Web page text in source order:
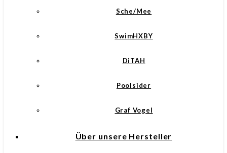
Sche/Mee
SwimHXBY
DiTAH
Poolsider
Graf Vogel
Über unsere Hersteller